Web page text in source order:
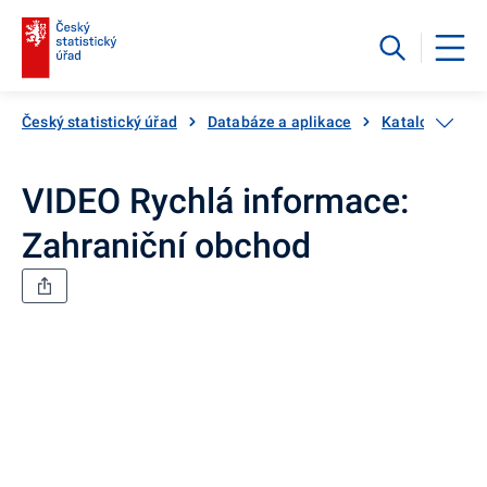
Český statistický úřad Databáze a aplikace Katalog
VIDEO Rychlá informace:
Zahraniční obchod